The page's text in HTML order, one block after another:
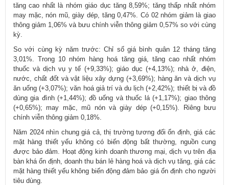
tăng cao nhất là nhóm giáo dục tăng 8,59%; tăng thấp nhất nhóm
may mặc, nón mũ, giày dép, tăng 0,47%. Có 02 nhóm giảm là giao
thông giảm 1,06% và bưu chính viễn thông giảm 0,57% so với cùng
kỳ.
So với cùng kỳ năm trước: Chỉ số giá bình quân 12 tháng tăng
3,01%. Trong 10 nhóm hàng hoá tăng giá, tăng cao nhất nhóm
thuốc và dịch vụ y tế (+9,33%); giáo dục (+4,13%); nhà ở, điện,
nước, chất đốt và vật liệu xây dựng (+3,69%); hàng ăn và dịch vụ
ăn uống (+3,07%); văn hoá giả trí và du lịch (+2,42%); thiết bị và đồ
dùng gia đình (+1,44%); đồ uống và thuốc lá (+1,17%); giao thông
(+0,65%); may mặc, mũ nón và giày dép (+0,15%). Riêng bưu
chính viễn thông giảm 0,18%.
Năm 2024 nhìn chung giá cả, thị trường tương đối ổn định, giá các
mặt hàng thiết yếu không có biến động bất thường, nguồn cung
được bảo đảm. Hoạt động kinh doanh thương mại, dịch vụ trên địa
bàn khá ổn định, doanh thu bán lẻ hàng hoá và dịch vụ tăng, giá các
mặt hàng thiết yếu không biến động đảm bảo giá ổn định cho người
tiêu dùng.